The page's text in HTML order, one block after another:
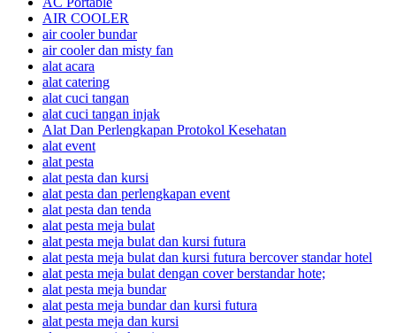
AIR COOLER
air cooler bundar
air cooler dan misty fan
alat acara
alat catering
alat cuci tangan
alat cuci tangan injak
Alat Dan Perlengkapan Protokol Kesehatan
alat event
alat pesta
alat pesta dan kursi
alat pesta dan perlengkapan event
alat pesta dan tenda
alat pesta meja bulat
alat pesta meja bulat dan kursi futura
alat pesta meja bulat dan kursi futura bercover standar hotel
alat pesta meja bulat dengan cover berstandar hote;
alat pesta meja bundar
alat pesta meja bundar dan kursi futura
alat pesta meja dan kursi